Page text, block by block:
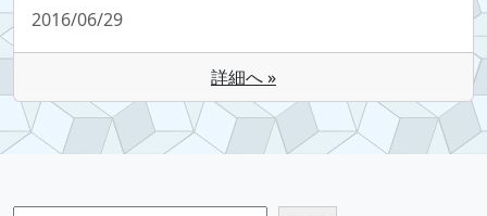
2016/06/29
詳細へ »